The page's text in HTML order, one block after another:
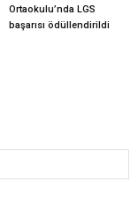
Ortaokulu’nda LGS
başarısı ödüllendirildi